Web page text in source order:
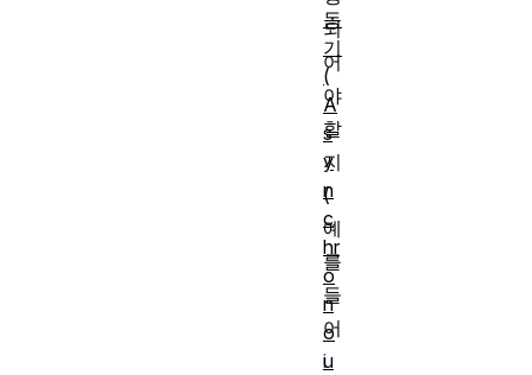
되
어
야
할
지
(
예
를
들
어
i
동
기
(
A
s
y
n
c
hr
o
n
o
u